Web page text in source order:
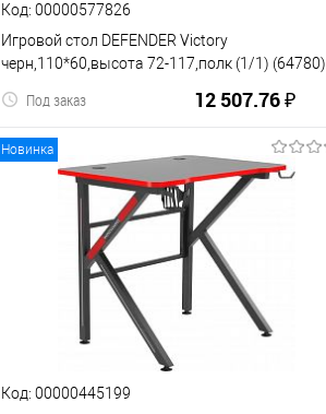
Код: 00000577826
Игровой стол DEFENDER Victory
черн,110*60,высота 72-117,полк (1/1) (64780)
12 507.76 ₽
Под заказ
В корзину
К сравнению В избранное
Новинка
Код: 00000445199